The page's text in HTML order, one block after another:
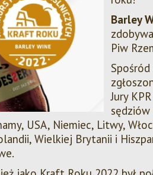
Barley
Piw
Jury
sędziów
USA, Niemiec, Litwy,
Wielkiej Brytanii i